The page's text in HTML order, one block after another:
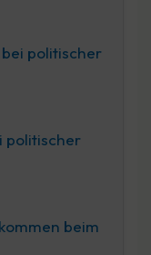
politischer
politischer
beim